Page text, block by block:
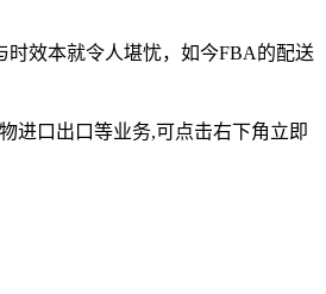
时效本就令人堪忧，如今FBA的配送
进口出口等业务,可点击右下角立即